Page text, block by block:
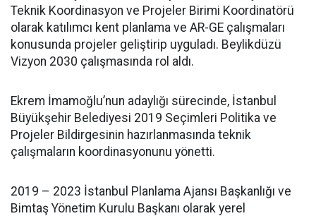
Teknik Koordinasyon ve Projeler Birimi Koordinatörü
olarak katılımcı kent planlama ve AR-GE çalışmaları
konusunda projeler geliştirip uyguladı. Beylikdüzü
Vizyon 2030 çalışmasında rol aldı.
Ekrem İmamoğlu’nun adaylığı sürecinde, İstanbul
Büyükşehir Belediyesi 2019 Seçimleri Politika ve
Projeler Bildirgesinin hazırlanmasında teknik
çalışmaların koordinasyonunu yönetti.
2019 – 2023 İstanbul Planlama Ajansı Başkanlığı ve
Bimtaş Yönetim Kurulu Başkanı olarak yerel